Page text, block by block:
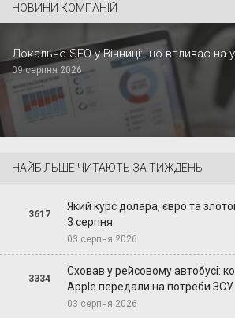
НОВИНИ КОМПАНІЙ
Локальне SEO у Вінниці: що впливає на
09 серпня 2026
НАЙБІЛЬШЕ ЧИТАЮТЬ ЗА ТИЖДЕНЬ
3617
Який курс долара, євро та
3 серпня
03 серпня 2026
3334
Сховав у рейсовому автобусі:
Apple передали на потреби ЗСУ
03 серпня 2026